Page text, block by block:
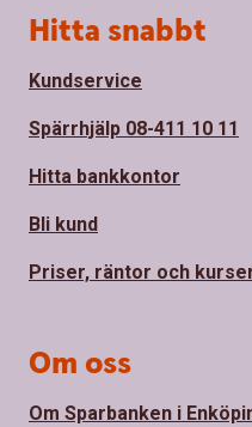
Sidfot
Hitta snabbt
Kundservice
Spärrhjälp 08-411 10 11
Hitta bankkontor
Bli kund
Priser, räntor och
Om oss
Om Sparbanken i